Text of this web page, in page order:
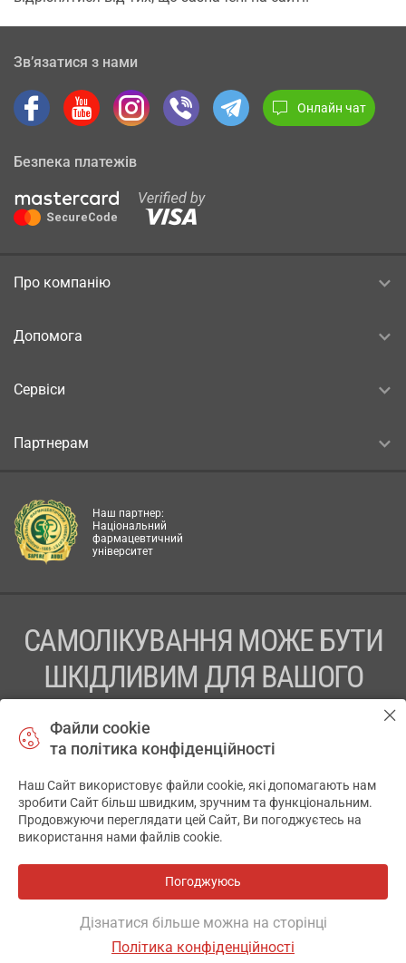
Зв’язатися з нами
Онлайн чат
Безпека платежів
Про компанію
Допомога
Сервіси
Партнерам
Наш партнер:
Національний
фармацевтичний
університет
САМОЛІКУВАННЯ МОЖЕ БУТИ
ШКІДЛИВИМ ДЛЯ ВАШОГО
ПЕРЕД ЗАСТОСУВАННЯМ ПРЕПАРАТУ ПРОКОНСУЛЬТУЙТЕСЬ
ТОВ «АПТЕКА 911.ЮА» Код ЄДРПОУ 43631965.
Відмова від відповідальності
© 2014-2026. Медична інформаційна система АПТЕКА911.ЮА
Файли cookie
та політика конфіденційності
Наш Сайт використовує файли cookie, які допомагають нам
зробити Сайт більш швидким, зручним та функціональним.
Продовжуючи переглядати цей Сайт, Ви погоджуєтесь на
використання нами файлів cookie.
Погоджуюсь
Дізнатися більше можна на сторінці
Політика конфіденційності
✕